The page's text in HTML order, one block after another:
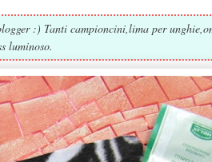
:) Tanti campioncini,lima per
luminoso.